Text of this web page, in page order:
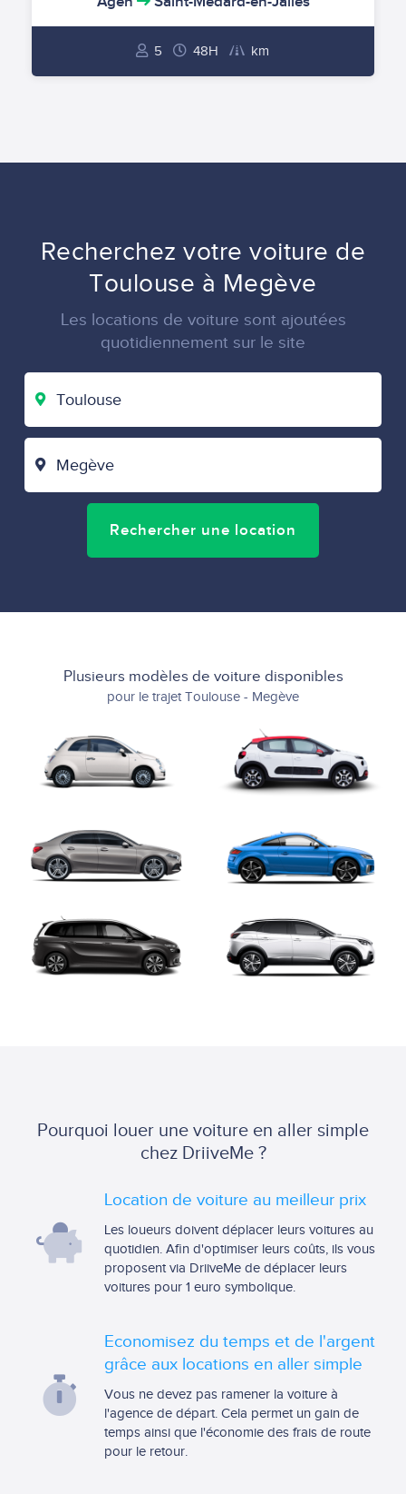
5 48H km
Recherchez votre voiture de
Toulouse à Megève
Les locations de voiture sont ajoutées
quotidiennement sur le site
Rechercher une location
Plusieurs modèles de voiture disponibles
pour le trajet Toulouse - Megève
Pourquoi louer une voiture en aller simple
chez DriiveMe ?
Location de voiture au meilleur prix
Les loueurs doivent déplacer leurs voitures au
quotidien. Afin d'optimiser leurs coûts, ils vous
proposent via DriiveMe de déplacer leurs
voitures pour 1 euro symbolique.
Economisez du temps et de l'argent
grâce aux locations en aller simple
Vous ne devez pas ramener la voiture à
l'agence de départ. Cela permet un gain de
temps ainsi que l'économie des frais de route
pour le retour.